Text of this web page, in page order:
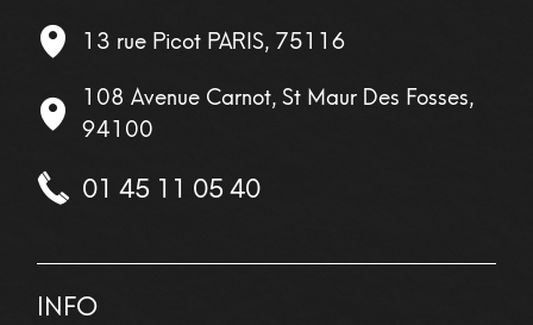
13 rue Picot PARIS, 75116
108 Avenue Carnot, St Maur Des Fosses,
94100
01 45 11 05 40
INFO